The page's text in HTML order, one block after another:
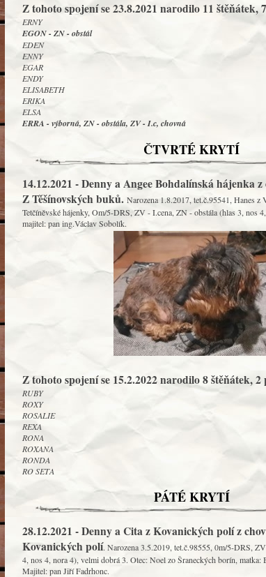
Z tohoto spojení se 23.8.2021 narodilo 11 štěňátek,
ERNY
EGON - ZN - obstál
EDEN
ENNY
EGAR
ENDY
ELISABETH
ERIKA
ELSA
ERRA - výborná, ZN - obstála, ZV - I.c, chovná
ČTVRTÉ KRYTÍ
14.12.2021 - Denny a Angee Bohdalínská hájenka z
Z Těšínovských buků. Narozena 1.8.2017, tet.č.95541, Hanes z
Tetčíněvské hájenky, Om/5-DRS, ZV - I.cena, ZN - obstála (hlas 3, nos
majitel: pan ing.Václav Sobolík.
Z tohoto spojení se 15.2.2022 narodilo 8 štěňátek, 2
RUBY
ROXY
ROSALIE
REXA
RONA
ROXANA
RONDA
RO SETA
PÁTÉ KRYTÍ
28.12.2021 - Denny a Cita z Kovanických polí z
Kovanických polí. Narozena 3.5.2019, tet.č.98555, 0m/5-DRS,
4, nos 4, nora 4), velmi dobrá 3. Otec: Noel zo Šraneckých borín, matka:
Majitel: pan Jiří Fadrhonc.